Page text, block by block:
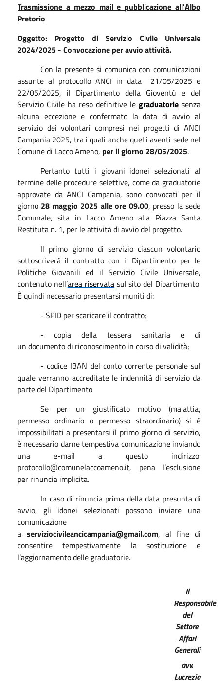
Trasmissione a mezzo mail e pubblicazione all'Albo
Pretorio
Oggetto: Progetto di Servizio Civile Universale
2024/2025 - Convocazione per avvio attività.
Con la presente si comunica con comunicazioni
assunte al protocollo ANCI in data 21/05/2025 e
22/05/2025, il Dipartimento della Gioventù e del
Servizio Civile ha reso definitive le graduatorie senza
alcuna eccezione e confermato la data di avvio al
servizio dei volontari compresi nei progetti di ANCI
Campania 2025, tra i quali anche quelli aventi sede nel
Comune di Lacco Ameno, per il giorno 28/05/2025.
Pertanto tutti i giovani idonei selezionati al
termine delle procedure selettive, come da graduatorie
approvate da ANCI Campania, sono convocati per il
giorno 28 maggio 2025 alle ore 09.00, presso la sede
Comunale, sita in Lacco Ameno alla Piazza Santa
Restituta n. 1, per le attività di avvio del progetto.
Il primo giorno di servizio ciascun volontario
sottoscriverà il contratto con il Dipartimento per le
Politiche Giovanili ed il Servizio Civile Universale,
contenuto nell’area riservatasul sito del Dipartimento.
È quindi necessario presentarsi muniti di:
- SPID per scaricare il contratto;
- copia della tessera sanitaria e di
un documento di riconoscimento in corso di validità;
- codice IBAN del conto corrente personale sul
quale verranno accreditate le indennità di servizio da
parte del Dipartimento
Se per un giustificato motivo (malattia,
permesso ordinario o permesso straordinario) si è
impossibilitati a presentarsi il primo giorno di servizio,
è necessario darne tempestiva comunicazione inviando
una e-mail a questo indirizzo:
protocollo@comunelaccoameno.it, pena l’esclusione
per rinuncia implicita.
In caso di rinuncia prima della data presunta di
avvio, gli idonei selezionati possono inviare una
comunicazione
a serviziocivileancicampania@gmail.com, al fine di
consentire tempestivamente la sostituzione e
l’aggiornamento delle graduatorie.
Il
Responsabile
del
Settore
Affari
Generali
avv.
Lucrezia